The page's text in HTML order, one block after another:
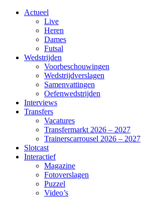
Actueel
Live
Heren
Dames
Futsal
Wedstrijden
Voorbeschouwingen
Wedstrijdverslagen
Samenvattingen
Oefenwedstrijden
Interviews
Transfers
Vacatures
Transfermarkt 2026 – 2027
Trainerscarrousel 2026 – 2027
Slotcast
Interactief
Magazine
Fotoverslagen
Puzzel
Video’s